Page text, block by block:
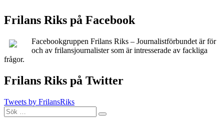
Frilans Riks på Facebook
Facebookgruppen Frilans Riks – Journalistförbundet är för
och av frilansjournalister som är intresserade av fackliga
frågor.
Frilans Riks på Twitter
Tweets by FrilansRiks
Sök
efter:
Sök